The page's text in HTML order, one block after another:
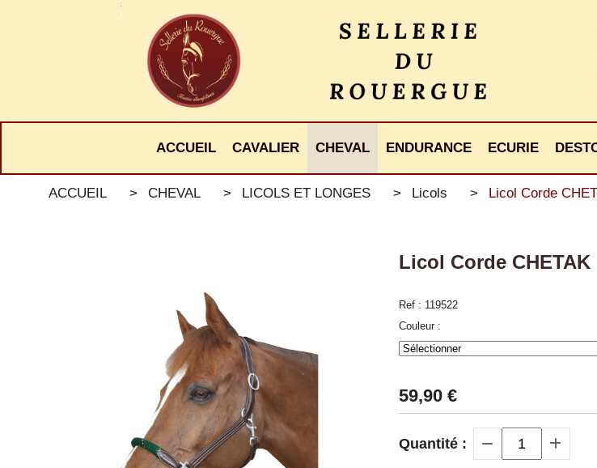
ACCUEIL CAVALIER CHEVAL ENDURANCE ECURIE
ACCUEIL CHEVAL LICOLS ET LONGES Licols Licol Corde
Licol Corde CHETAK
Ref : 119522
Couleur :
59,90€
Quantité :
Panneau de gestion des cookies